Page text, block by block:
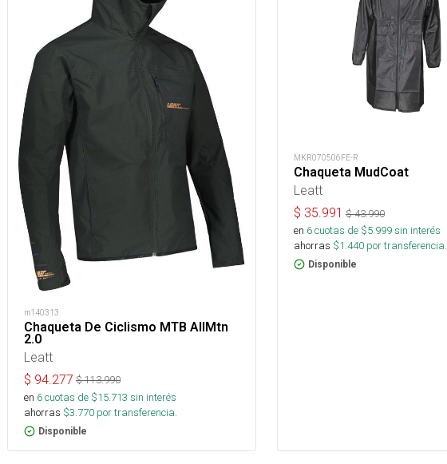
m140313
Chaqueta De Ciclismo MTB AllMtn
2.0
Leatt
$ 94.277 $113.990
en 6cuotas de $15.713 sin interés
ahorras $3.770 por transferencia.
Disponible
MKR070506FE-R
Chaqueta MudCoat
Leatt
$ 35.991 $43.990
en 6cuotas de $5.999sin interés
ahorras $1.440 por transferencia.
Disponible